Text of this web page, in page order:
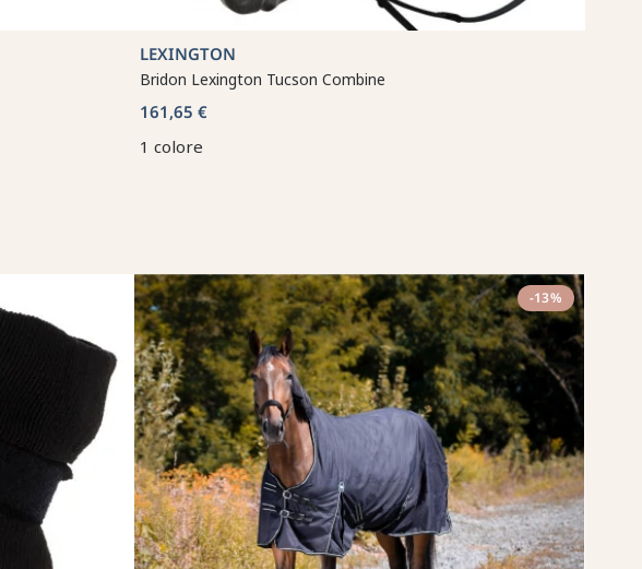
LEXINGTON
Bridon Lexington Tucson Combine
161,65 €
1 colore
-13%